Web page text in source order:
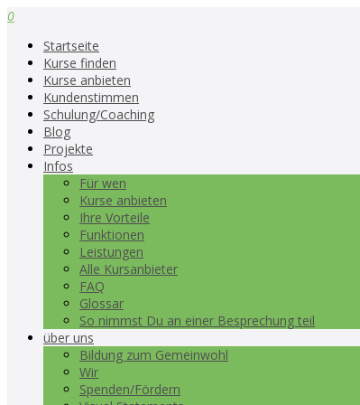
0
Startseite
Kurse finden
Kurse anbieten
Kundenstimmen
Schulung/Coaching
Blog
Projekte
Infos
Für wen
Kurse anbieten
Ihre Vorteile
Funktionen
Leistungen
Alle Kursanbieter
FAQ
Glossar
So nimmst Du an einer Besprechung teil
über uns
Bildung zum Gemeinwohl
Wir
Spenden/Fördern